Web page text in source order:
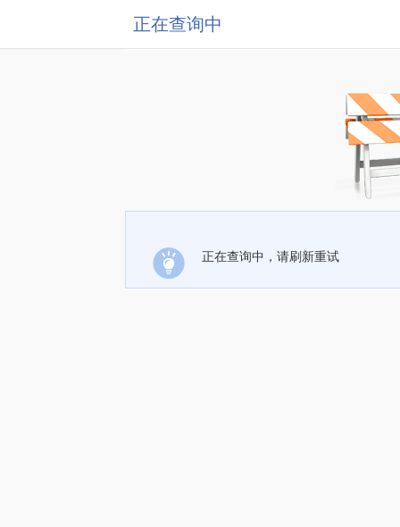
正在查询中
正在查询中，请刷新重试